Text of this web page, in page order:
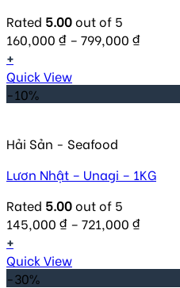
Rated 5.00out of 5
160,000 ₫ – 799,000 ₫
+
Quick View
-10%
Hải Sản - Seafood
Lươn Nhật – Unagi – 1KG
Rated 5.00out of 5
145,000 ₫ – 721,000 ₫
+
Quick View
-30%